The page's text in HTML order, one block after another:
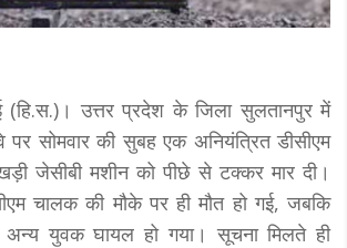
उत्तर प्रदेश के जिला सुलतानपुर में
पर सोमवार की सुबह एक अनियंत्रित डीसीएम
जेसीबी मशीन को पीछे से टक्कर मार दी।
चालक की मौके पर ही मौत हो गई, जबकि
अन्य युवक घायल हो गया। सूचना मिलते ही